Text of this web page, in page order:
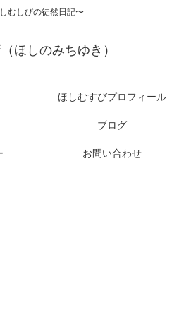
むしびの徒然日記〜
ほしのみちゆき）
ほしむすびプロフィール
ブログ
お問い合わせ